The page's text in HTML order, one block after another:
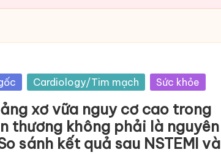
Cardiology/Tim mạch Sức khỏe
xơ vữa nguy cơ cao trong
thương không phải là nguyên
sánh kết quả sau NSTEMI và